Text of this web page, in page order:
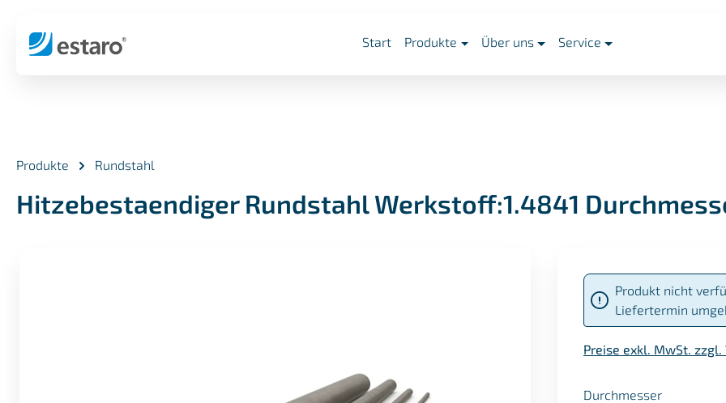
Start
Produkte Über uns Service
Produkte Rundstahl
Hitzebestaendiger Rundstahl Werkstoff:1.4841
Produkt nicht
Liefertermin
Preise exkl. MwSt.
Durchmesserauswählen